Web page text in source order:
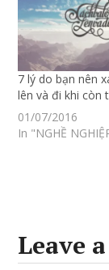
7 lý do bạn nên
lên và đi khi còn
01/07/2016
In "NGHỀ
Leave